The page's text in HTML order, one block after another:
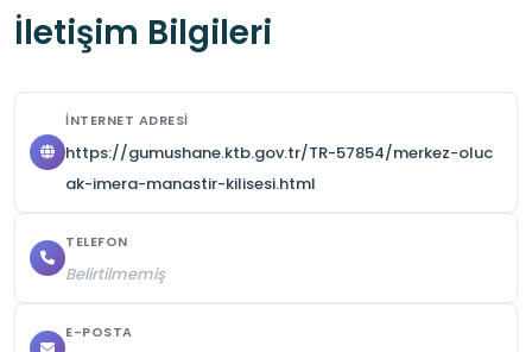
Çevre temiz tutulmalı, çöpler çöp kutularına
İletişim Bilgileri
İNTERNET ADRESI
https://gumushane.ktb.gov.tr/TR-57854/merkez-oluc
ak-imera-manastir-kilisesi.html
TELEFON
Belirtilmemiş
E-POSTA